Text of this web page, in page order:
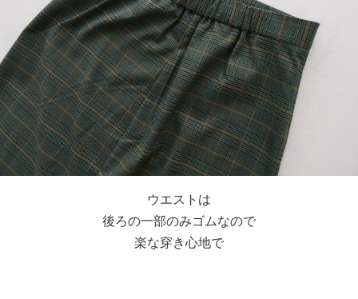
ウエストは
後ろの一部のみゴムなので
楽な穿き心地で